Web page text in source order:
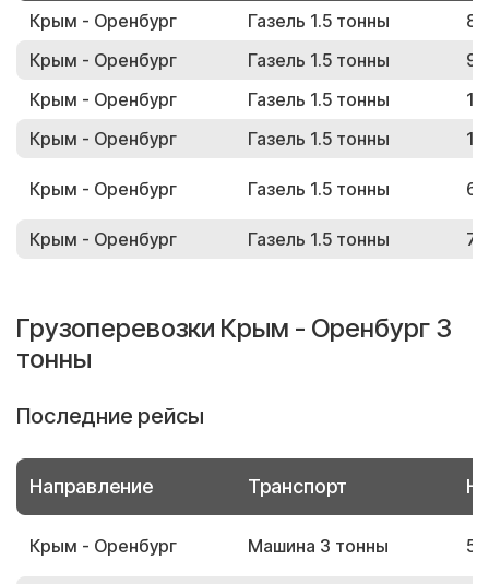
Крым - Оренбург Газель 1.5 тонны
Крым - Оренбург
Газель 1.5 тонны
Крым - Оренбург
Газель 1.5 тонны
Крым - Оренбург
Газель 1.5 тонны
Крым - Оренбург Газель 1.5 тонны
Крым - Оренбург Газель 1.5 тонны
Грузоперевозки Крым - Оренбург 3
тонны
Последние рейсы
Направление Транспорт
Крым - Оренбург Машина 3 тонны